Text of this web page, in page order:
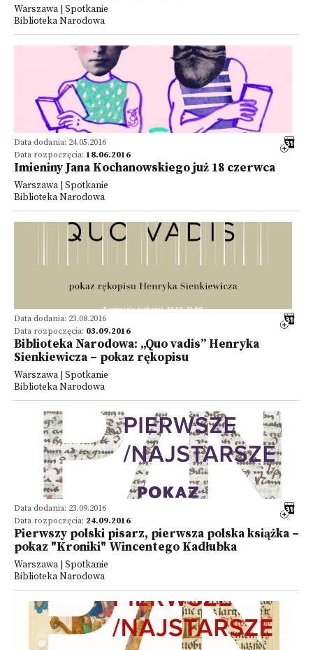
Warszawa | Spotkanie
Biblioteka Narodowa
Data dodania: 24.05.2016
Data rozpoczęcia: 18.06.2016
Imieniny Jana Kochanowskiego już 18 czerwca
Warszawa | Spotkanie
Biblioteka Narodowa
Data dodania: 23.08.2016
Data rozpoczęcia: 03.09.2016
Biblioteka Narodowa: „Quo vadis” Henryka
Sienkiewicza – pokaz rękopisu
Warszawa | Spotkanie
Biblioteka Narodowa
Data dodania: 23.09.2016
Data rozpoczęcia: 24.09.2016
Pierwszy polski pisarz, pierwsza polska książka –
pokaz "Kroniki" Wincentego Kadłubka
Warszawa | Spotkanie
Biblioteka Narodowa